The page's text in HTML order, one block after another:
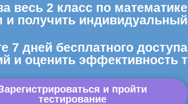
весь 2 класс по
и получить
7 дней бесплатного
и оценить эффективность
и пройти
тестирование